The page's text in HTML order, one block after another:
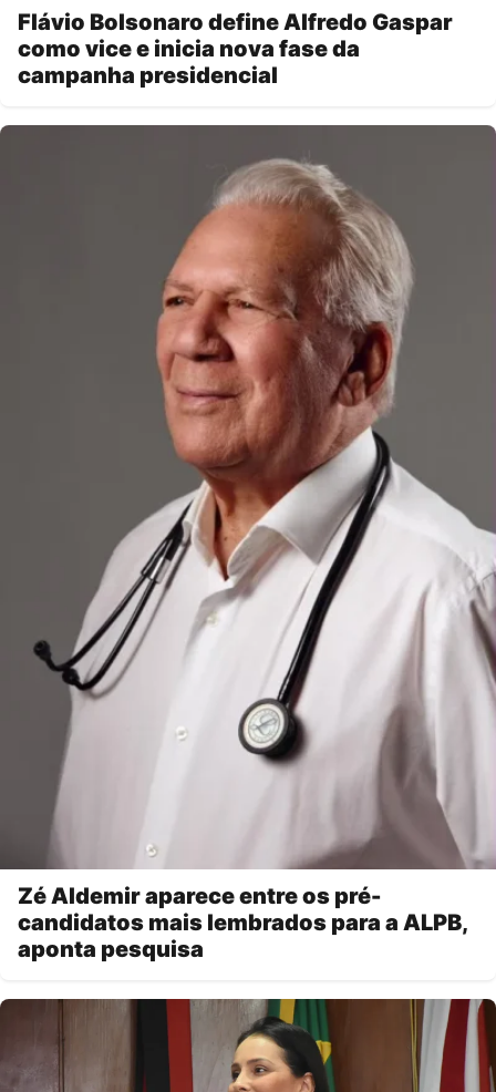
Flávio Bolsonaro define Alfredo Gaspar
como vice e inicia nova fase da
campanha presidencial
Zé Aldemir aparece entre os pré-
candidatos mais lembrados para a ALPB,
aponta pesquisa